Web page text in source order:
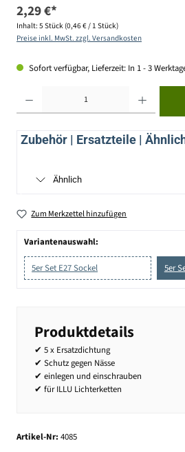
2,29 €*
Inhalt: 5 Stück (0,46 € / 1 Stück)
Preise inkl. MwSt. zzgl. Versandkosten
Sofort verfügbar, Lieferzeit: In 1 - 3
Zubehör | Ersatzteile |
Ähnlich
Zum Merkzettel hinzufügen
Variantenauswahl:
5er Set E27 Sockel 5er
Produktdetails
✔ 5 x Ersatzdichtung
✔ Schutz gegen Nässe
✔ einlegen und einschrauben
✔ für ILLU Lichterketten
Artikel-Nr: 4085